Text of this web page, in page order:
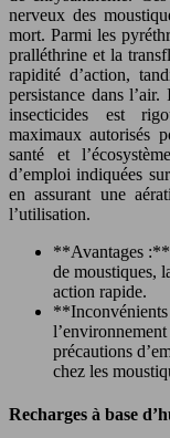
nerveux des
mort. Parmi les
pralléthrine et la
rapidité d’action,
persistance dans
insecticides est
maximaux autorisés
santé et
d’emploi indiquées
en assurant une
l’utilisation.
**Avantages :**
de moustiques,
action rapide.
précautions
chez les
Recharges à base